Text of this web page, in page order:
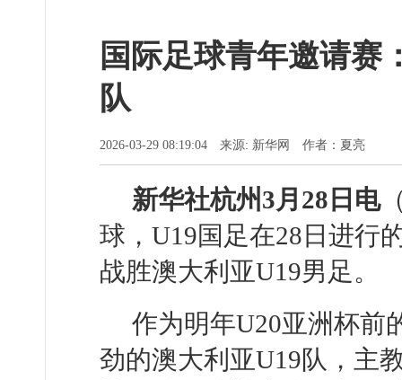
国际足球青年邀请赛
队
2026-03-29 08:19:04 来源: 新华网 作者：夏亮
新华社杭州3月28日电
球，U19国足在28日进行
战胜澳大利亚U19男足。
作为明年U20亚洲杯前
劲的澳大利亚U19队，主